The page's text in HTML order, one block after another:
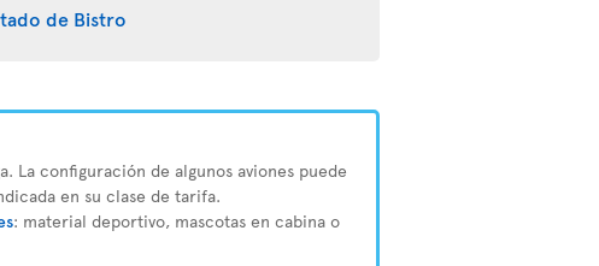
de Bistro
La configuración de algunos aviones puede
en su clase de tarifa.
: material deportivo, mascotas en cabina o